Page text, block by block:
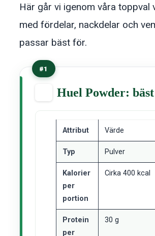
Här går vi igenom våra toppval
med fördelar, nackdelar och
passar bäst för.
#1
Huel Powder:
Attribut Värde
Typ Pulver
Kalorier
per
portion
Cirka 400 kcal
Protein
per
30 g